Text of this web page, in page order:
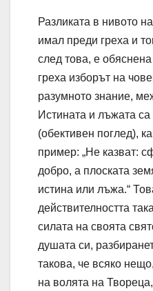
Разликата в нивото
имал преди греха и
след това, е
греха изборът на
разумното знание,
Истината и лъжата
(обективен поглед),
пример: „Не казват:
добро, а плоската
истина или лъжа.“
действителността
силата на своята
душата си,
такова, че всяко
на волята на